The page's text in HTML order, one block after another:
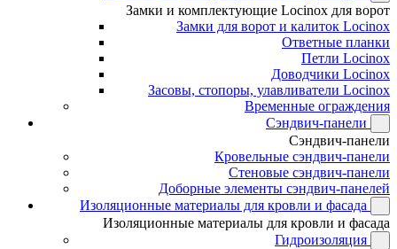
Замки и комплектующие Locinox для ворот
Замки для ворот и калиток Locinox
Ответные планки
Петли Locinox
Доводчики Locinox
Засовы, стопоры, улавливатели Locinox
Временные ограждения
Сэндвич-панели
Сэндвич-панели
Кровельные сэндвич-панели
Стеновые сэндвич-панели
Доборные элементы сэндвич-панелей
Изоляционные материалы для кровли и фасада
Изоляционные материалы для кровли и фасада
Гидроизоляция